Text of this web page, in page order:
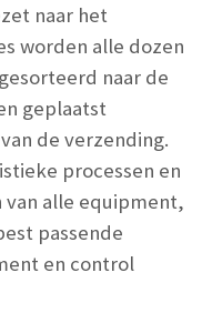
naar het
worden alle dozen
naar de
geplaatst
de verzending.
processen en
alle equipment,
passende
en control